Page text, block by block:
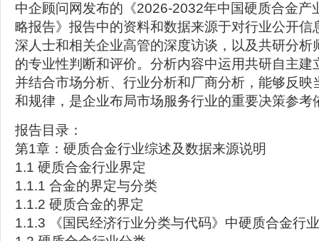
中企顾问网发布的《2026-2032年中国硬质合金产
略报告》报告中的资料和数据来源于对行业公开信
深人士和相关企业高管的深度访谈，以及共研分析
的专业性判断和评价。分析内容中运用共研自主建
并结合市场分析、行业分析和厂商分析，能够反映
和规律，是企业布局市场服务行业的重要决策参考
报告目录：
第1章：硬质合金行业综述及数据来源说明
1.1 硬质合金行业界定
1.1.1 合金的界定与分类
1.1.2 硬质合金的界定
1.1.3 《国民经济行业分类与代码》中硬质合金行